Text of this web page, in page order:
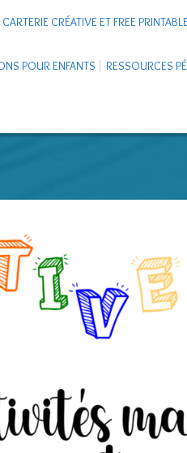
CARTERIE CRÉATIVE ET FREE
POUR ENFANTS RESSOURCES
CARNETS DE